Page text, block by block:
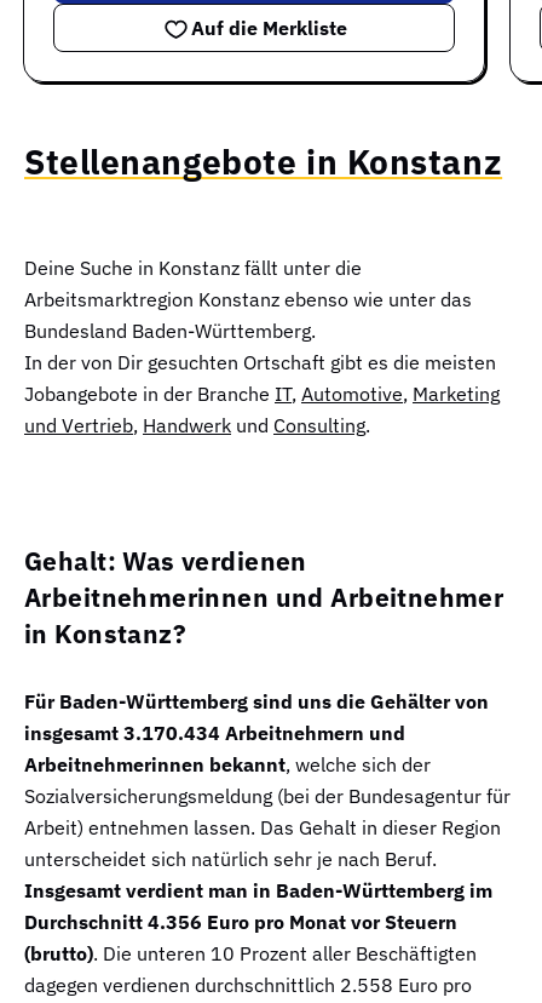
Auf die Merkliste
Stellenangebote in Konstanz
Deine Suche in Konstanz fällt unter die
Arbeitsmarktregion Konstanz ebenso wie unter das
Bundesland Baden-Württemberg.
In der von Dir gesuchten Ortschaft gibt es die meisten
Jobangebote in der Branche IT, Automotive, Marketing
und Vertrieb, Handwerk und Consulting.
Gehalt: Was verdienen
Arbeitnehmerinnen und Arbeitnehmer
in Konstanz?
Für Baden-Württemberg sind uns die Gehälter von
insgesamt 3.170.434 Arbeitnehmern und
Arbeitnehmerinnen bekannt, welche sich der
Sozialversicherungsmeldung (bei der Bundesagentur für
Arbeit) entnehmen lassen. Das Gehalt in dieser Region
unterscheidet sich natürlich sehr je nach Beruf.
Insgesamt verdient man in Baden-Württemberg im
Durchschnitt 4.356 Euro pro Monat vor Steuern
(brutto). Die unteren 10 Prozent aller Beschäftigten
dagegen verdienen durchschnittlich 2.558 Euro pro